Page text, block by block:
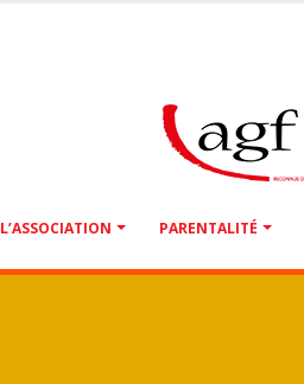
L’ASSOCIATION PARENTALITÉ